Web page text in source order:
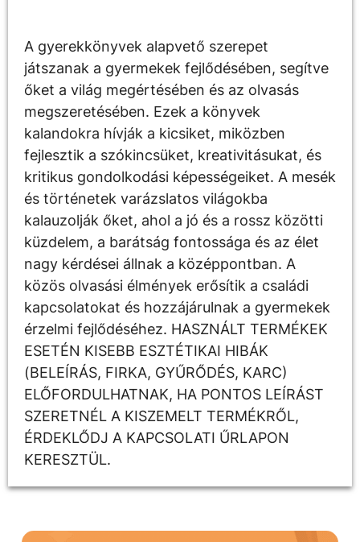
A gyerekkönyvek alapvető szerepet
játszanak a gyermekek fejlődésében, segítve
őket a világ megértésében és az olvasás
megszeretésében. Ezek a könyvek
kalandokra hívják a kicsiket, miközben
fejlesztik a szókincsüket, kreativitásukat, és
kritikus gondolkodási képességeiket. A mesék
és történetek varázslatos világokba
kalauzolják őket, ahol a jó és a rossz közötti
küzdelem, a barátság fontossága és az élet
nagy kérdései állnak a középpontban. A
közös olvasási élmények erősítik a családi
kapcsolatokat és hozzájárulnak a gyermekek
érzelmi fejlődéséhez. HASZNÁLT TERMÉKEK
ESETÉN KISEBB ESZTÉTIKAI HIBÁK
(BELEÍRÁS, FIRKA, GYŰRŐDÉS, KARC)
ELŐFORDULHATNAK, HA PONTOS LEÍRÁST
SZERETNÉL A KISZEMELT TERMÉKRŐL,
ÉRDEKLŐDJ A KAPCSOLATI ŰRLAPON
KERESZTÜL.